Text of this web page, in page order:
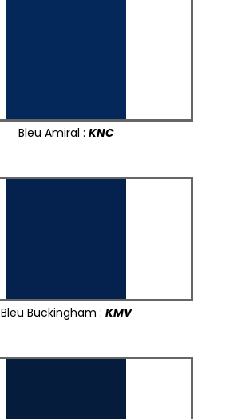
Bleu Amiral : KNC
Bleu Buckingham : KMV